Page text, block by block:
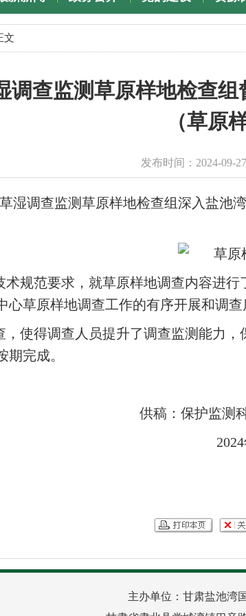
文
调查监测草原样地检查
（草原
发布时间：2024-09-
湿调查监测草原样地检查组深入盐池
术规范要求，就草原样地调查内容进
心草原样地调查工作的有序开展和调查
，使得调查人员提升了调查监测能力
期完成。
供稿：保护监测
主办单位：甘肃盐池湾